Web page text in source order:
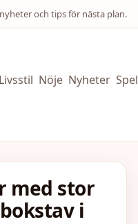
och tips för nästa plan.
Livsstil Nöje Nyheter Spel
med stor
i